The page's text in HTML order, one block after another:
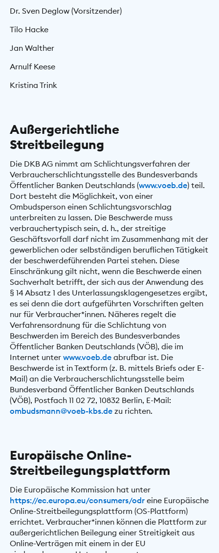
Dr. Sven Deglow (Vorsitzender)
Tilo Hacke
Jan Walther
Arnulf Keese
Kristina Trink
Außergerichtliche
Streitbeilegung
Die DKB AG nimmt am Schlichtungsverfahren der
Verbraucherschlichtungsstelle des Bundesverbands
Öffentlicher Banken Deutschlands (www.voeb.de) teil.
Dort besteht die Möglichkeit, von einer
Ombudsperson einen Schlichtungsvorschlag
unterbreiten zu lassen. Die Beschwerde muss
verbrauchertypisch sein, d. h., der streitige
Geschäftsvorfall darf nicht im Zusammenhang mit der
gewerblichen oder selbständigen beruflichen Tätigkeit
der beschwerdeführenden Partei stehen. Diese
Einschränkung gilt nicht, wenn die Beschwerde einen
Sachverhalt betrifft, der sich aus der Anwendung des
§ 14 Absatz 1 des Unterlassungsklagengesetzes ergibt,
es sei denn die dort aufgeführten Vorschriften gelten
nur für Verbraucher*innen. Näheres regelt die
Verfahrensordnung für die Schlichtung von
Beschwerden im Bereich des Bundesverbandes
Öffentlicher Banken Deutschlands (VÖB), die im
Internet unter www.voeb.de abrufbar ist. Die
Beschwerde ist in Textform (z. B. mittels Briefs oder E-
Mail) an die Verbraucherschlichtungsstelle beim
Bundesverband Öffentlicher Banken Deutschlands
(VÖB), Postfach 11 02 72, 10832 Berlin, E-Mail:
ombudsmann@voeb-kbs.de zu richten.
Europäische Online-
Streitbeilegungsplattform
Die Europäische Kommission hat unter
https://ec.europa.eu/consumers/odr eine Europäische
Online-Streitbeilegungsplattform (OS-Plattform)
errichtet. Verbraucher*innen können die Plattform zur
außergerichtlichen Beilegung einer Streitigkeit aus
Online-Verträgen mit einem in der EU